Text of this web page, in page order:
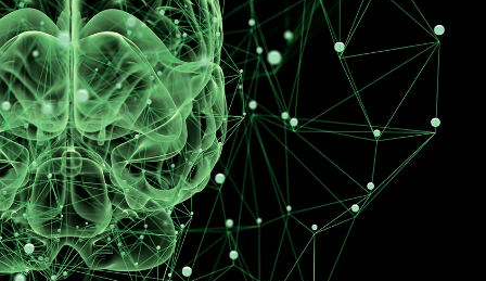
Es importante conocer las
funciones que cumple el Aroma
Marketing según los
expertos y el impacto que
generan a lo largo del tiempo.